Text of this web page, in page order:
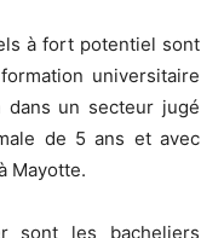
à fort potentiel sont
universitaire
dans un secteur jugé
de 5 ans et avec
Mayotte.
sont les bacheliers